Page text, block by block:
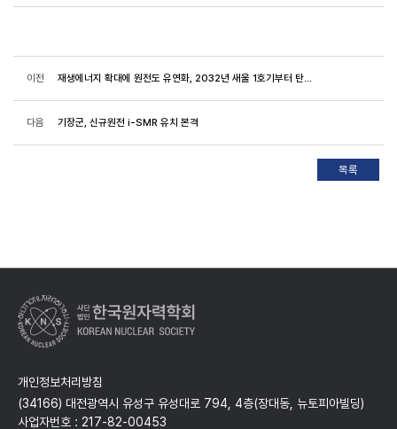
이전 재생에너지 확대에 원전도 유연화, 2032년 새울 1호기부터 탄력운전 적용
다음 기장군, 신규원전 i-SMR 유치 본격
개인정보처리방침
(34166) 대전광역시 유성구 유성대로 794, 4층(장대동, 뉴토피아빌딩)
사업자번호 : 217-82-00453